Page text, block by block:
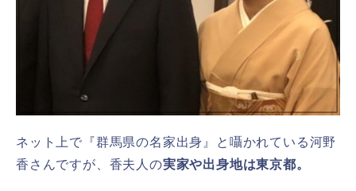
ネット上で『群馬県の名家出身』と囁かれている河野
香さんですが、香夫人の実家や出身地は東京都。